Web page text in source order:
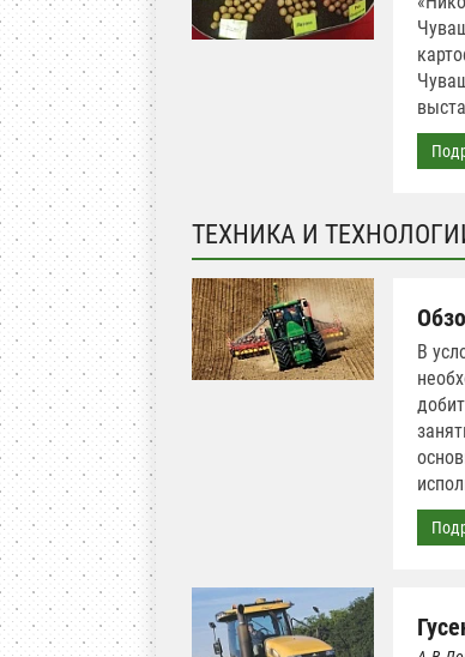
ТЕХНИКА И
В